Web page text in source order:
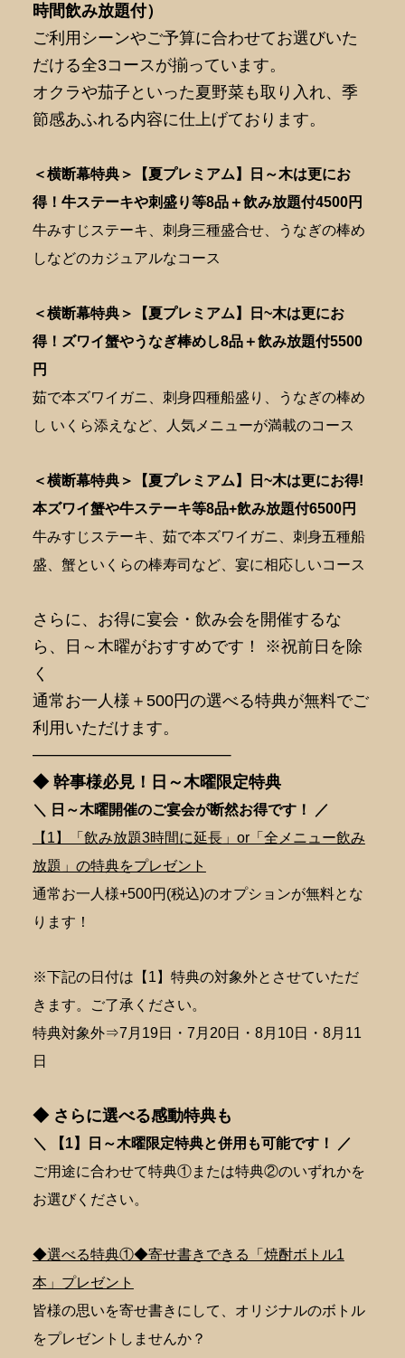
時間飲み放題付）
ご利用シーンやご予算に合わせてお選びいた
だける全3コースが揃っています。
オクラや茄子といった夏野菜も取り入れ、季
節感あふれる内容に仕上げております。
＜横断幕特典＞【夏プレミアム】日～木は更にお
得！牛ステーキや刺盛り等8品＋飲み放題付4500円
牛みすじステーキ、刺身三種盛合せ、うなぎの棒め
しなどのカジュアルなコース
＜横断幕特典＞【夏プレミアム】日~木は更にお
得！ズワイ蟹やうなぎ棒めし8品＋飲み放題付5500
円
茹で本ズワイガニ、刺身四種船盛り、うなぎの棒め
し いくら添えなど、人気メニューが満載のコース
＜横断幕特典＞【夏プレミアム】日~木は更にお得!
本ズワイ蟹や牛ステーキ等8品+飲み放題付6500円
牛みすじステーキ、茹で本ズワイガニ、刺身五種船
盛、蟹といくらの棒寿司など、宴に相応しいコース
さらに、お得に宴会・飲み会を開催するな
ら、日～木曜がおすすめです！ ※祝前日を除
く
通常お一人様＋500円の選べる特典が無料でご
利用いただけます。
———————————–
◆ 幹事様必見！日～木曜限定特典
＼ 日～木曜開催のご宴会が断然お得です！ ／
【1】「飲み放題3時間に延長」or「全メニュー飲み
放題」の特典をプレゼント
通常お一人様+500円(税込)のオプションが無料とな
ります！
※下記の日付は【1】特典の対象外とさせていただ
きます。ご了承ください。
特典対象外⇒7月19日・7月20日・8月10日・8月11
日
◆ さらに選べる感動特典も
＼ 【1】日～木曜限定特典と併用も可能です！ ／
ご用途に合わせて特典①または特典②のいずれかを
お選びください。
◆選べる特典①◆寄せ書きできる「焼酎ボトル1
本」プレゼント
皆様の思いを寄せ書きにして、オリジナルのボトル
をプレゼントしませんか？